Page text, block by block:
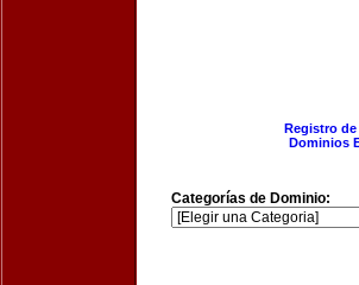
Registro
Dominios
Categorías de Dominio: